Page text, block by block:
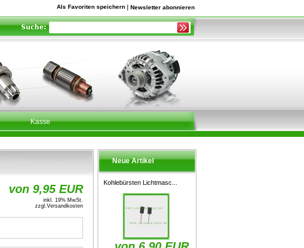
Kasse
Als Favoriten speichern | Newsletter abonnieren
von 9,95 EUR
inkl. 19% MwSt.
zzgl.Versandkosten
Neue Artikel
Kohlebürsten Lichtmasc...